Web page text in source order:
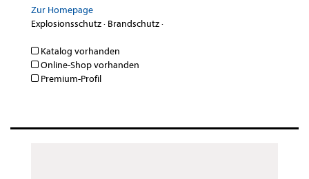
Zur Homepage
Explosionsschutz· Brandschutz·
Katalog vorhanden
Online-Shop vorhanden
Premium-Profil